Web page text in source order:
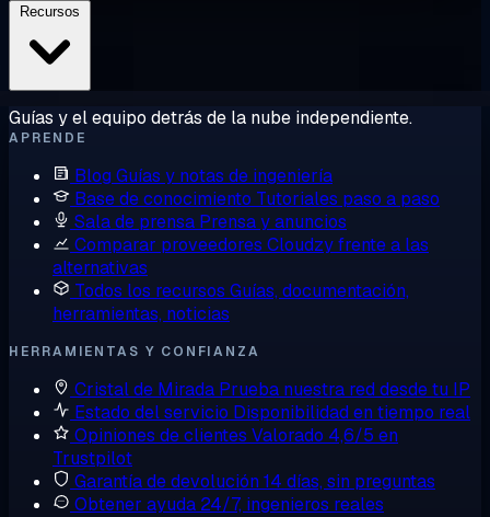
Guías y el equipo detrás de la nube independiente.
APRENDE
Blog Guías y notas de ingeniería
Base de conocimiento Tutoriales paso a paso
Sala de prensa Prensa y anuncios
Comparar proveedores Cloudzy frente a las
alternativas
Todos los recursos Guías, documentación,
herramientas, noticias
HERRAMIENTAS Y CONFIANZA
Cristal de Mirada Prueba nuestra red desde tu IP
Estado del servicio Disponibilidad en tiempo real
Opiniones de clientes Valorado 4,6/5 en
Trustpilot
Garantía de devolución 14 días, sin preguntas
Obtener ayuda 24/7, ingenieros reales